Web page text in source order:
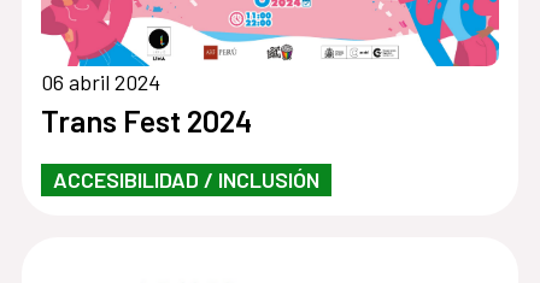
06 abril 2024
Trans Fest 2024
ACCESIBILIDAD / INCLUSIÓN